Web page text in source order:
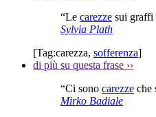
“Le carezze sui graffi
Sylvia Plath
[Tag:carezza, sofferenza]
di più su questa frase ››
“Ci sono carezze che
Mirko Badiale